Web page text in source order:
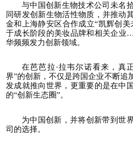
与中国创新生物技术公司未名
同研发创新生物活性物质，并推动
金和上海静安区合作成立“凯辉创
于成长阶段的美妆品牌和相关企
华频频发力创新领域。
在芭芭拉·拉韦尔诺看来，真
界”的创新，不仅是跨国企业不断追
发成就推向世界，更重要的是在中
的“创新生态圈”。
为中国创新，并将创新带到世
司的选择。